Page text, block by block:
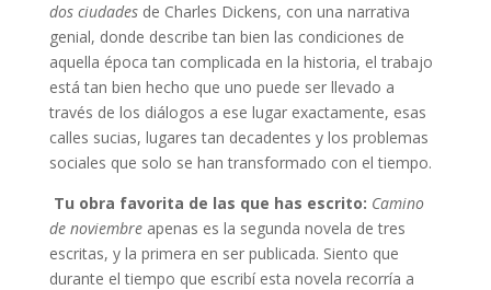
dos ciudades de Charles Dickens, con una narrativa
genial, donde describe tan bien las condiciones de
aquella época tan complicada en la historia, el trabajo
está tan bien hecho que uno puede ser llevado a
través de los diálogos a ese lugar exactamente, esas
calles sucias, lugares tan decadentes y los problemas
sociales que solo se han transformado con el tiempo.
Tu obra favorita de las que has escrito: Camino
de noviembreapenas es la segunda novela de tres
escritas, y la primera en ser publicada. Siento que
durante el tiempo que escribí esta novela recorría a